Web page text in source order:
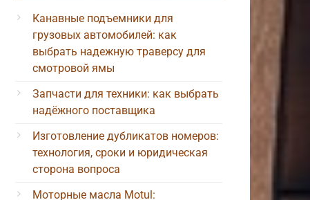
Канавные подъемники для
грузовых автомобилей: как
выбрать надежную траверсу для
смотровой ямы
Запчасти для техники: как выбрать
надёжного поставщика
Изготовление дубликатов номеров:
технология, сроки и юридическая
сторона вопроса
Моторные масла Motul: